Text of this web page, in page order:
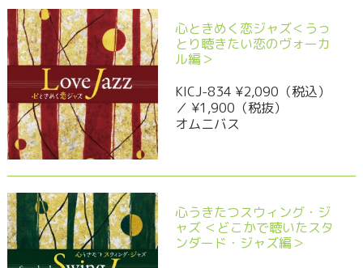
心ときめく恋ジャズ＜うっ
とり聴きたい恋のヴォーカ
ル編＞
KICJ-834 ¥2,090（税込）
／ ¥1,900（税抜）
オムニバス
心うきたつスウィング・ジ
ャズ ＜どこかで聴いたスタ
ンダード・ジャズ編＞